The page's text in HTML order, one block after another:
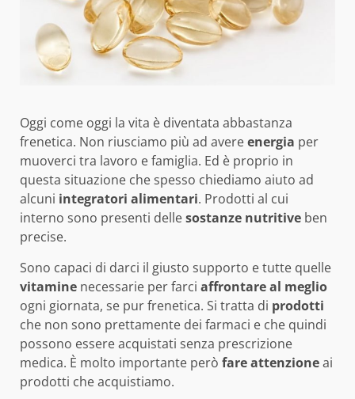
Oggi come oggi la vita è diventata abbastanza
frenetica. Non riusciamo più ad avereenergia per
muoverci tra lavoro e famiglia. Ed è proprio in
questa situazione che spesso chiediamo aiuto ad
alcuni integratori alimentari. Prodotti al cui
interno sono presenti dellesostanze nutritive ben
precise.
Sono capaci di darci il giusto supporto e tutte quelle
vitamine necessarie per farci affrontare al meglio
ogni giornata, se pur frenetica. Si tratta di prodotti
che non sono prettamente dei farmaci e che quindi
possono essere acquistati senza prescrizione
medica. È molto importante però fare attenzioneai
prodotti che acquistiamo.